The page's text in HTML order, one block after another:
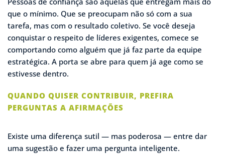
que o mínimo. Que se preocupam não só com a sua
tarefa, mas com o resultado coletivo. Se você deseja
conquistar o respeito de líderes exigentes, comece se
comportando como alguém que já faz parte da equipe
estratégica. A porta se abre para quem já age como se
estivesse dentro.
QUANDO QUISER CONTRIBUIR, PREFIRA
PERGUNTAS A AFIRMAÇÕES
Existe uma diferença sutil — mas poderosa — entre dar
uma sugestão e fazer uma pergunta inteligente.